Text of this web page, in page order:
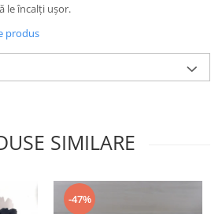
le încalți ușor.
produs
SIMILARE
-47%